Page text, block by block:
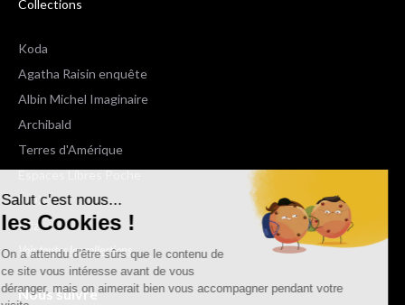
Salut c'est nous...
les Cookies !
On a attendu d'être sûrs que le contenu de
ce site vous intéresse avant de vous
déranger, mais on aimerait bien vous accompagner pendant votre
Collections
Koda
Agatha Raisin enquête
Albin Michel Imaginaire
Archibald
Terres d'Amérique
Espaces Libres Poche
NOX
Wiz
Voir toutes les collections
Nous suivre